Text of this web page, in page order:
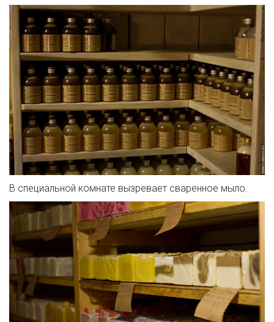
В специальной комнате вызревает сваренное мыло.